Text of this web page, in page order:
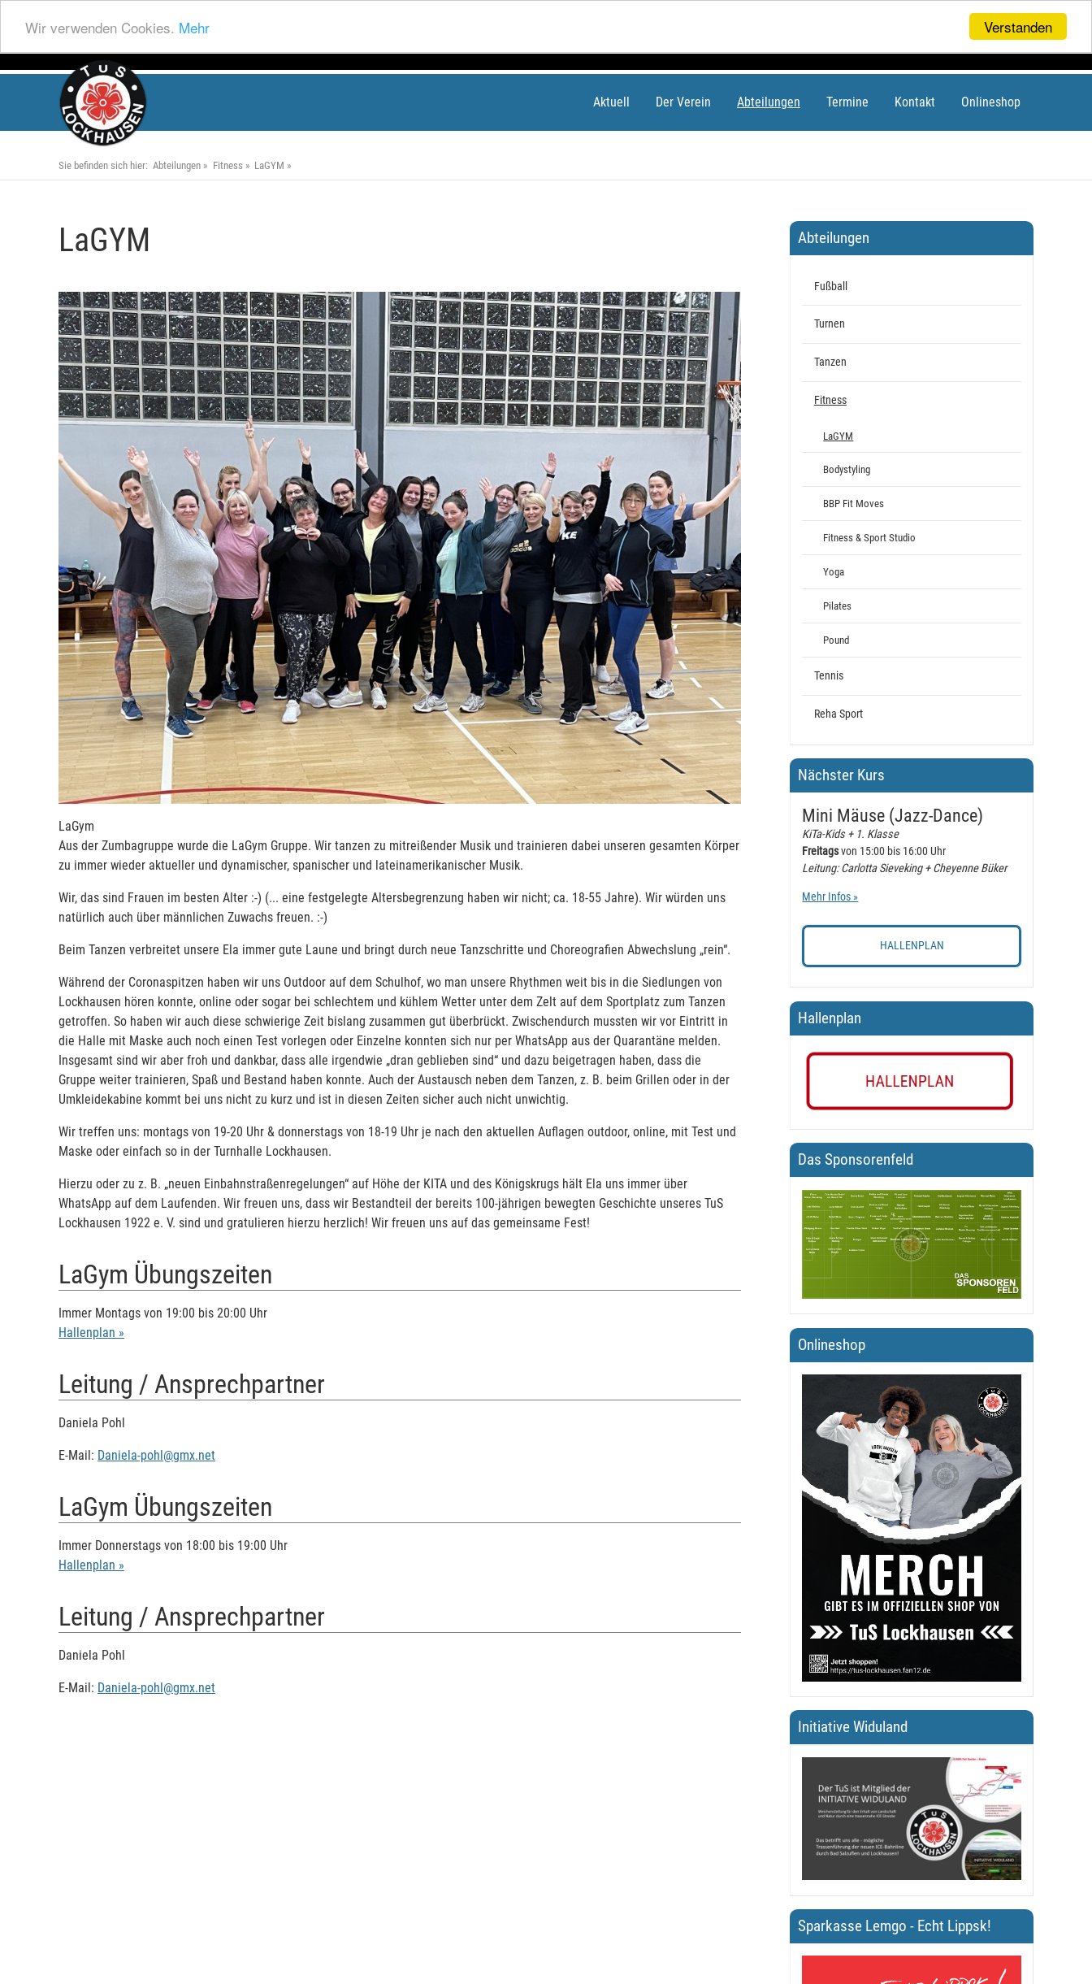
Verstanden
Wir verwenden Cookies. Mehr
Aktuell Der Verein Abteilungen Termine Kontakt Onlineshop
Sie befinden sich hier: Abteilungen Fitness LaGYM
LaGYM
LaGym
Aus der Zumbagruppe wurde die LaGym Gruppe. Wir tanzen zu mitreißender Musik und trainieren dabei unseren gesamten Körper
zu immer wieder aktueller und dynamischer, spanischer und lateinamerikanischer Musik.
Wir, das sind Frauen im besten Alter :-) (... eine festgelegte Altersbegrenzung haben wir nicht; ca. 18-55 Jahre). Wir würden uns
natürlich auch über männlichen Zuwachs freuen. :-)
Beim Tanzen verbreitet unsere Ela immer gute Laune und bringt durch neue Tanzschritte und Choreografien Abwechslung „rein“.
Während der Coronaspitzen haben wir uns Outdoor auf dem Schulhof, wo man unsere Rhythmen weit bis in die Siedlungen von
Lockhausen hören konnte, online oder sogar bei schlechtem und kühlem Wetter unter dem Zelt auf dem Sportplatz zum Tanzen
getroffen. So haben wir auch diese schwierige Zeit bislang zusammen gut überbrückt. Zwischendurch mussten wir vor Eintritt in
die Halle mit Maske auch noch einen Test vorlegen oder Einzelne konnten sich nur per WhatsApp aus der Quarantäne melden.
Insgesamt sind wir aber froh und dankbar, dass alle irgendwie „dran geblieben sind“ und dazu beigetragen haben, dass die
Gruppe weiter trainieren, Spaß und Bestand haben konnte. Auch der Austausch neben dem Tanzen, z. B. beim Grillen oder in der
Umkleidekabine kommt bei uns nicht zu kurz und ist in diesen Zeiten sicher auch nicht unwichtig.
Wir treffen uns: montags von 19-20 Uhr & donnerstags von 18-19 Uhr je nach den aktuellen Auflagen outdoor, online, mit Test und
Maske oder einfach so in der Turnhalle Lockhausen.
Hierzu oder zu z. B. „neuen Einbahnstraßenregelungen“ auf Höhe der KITA und des Königskrugs hält Ela uns immer über
WhatsApp auf dem Laufenden. Wir freuen uns, dass wir Bestandteil der bereits 100-jährigen bewegten Geschichte unseres TuS
Lockhausen 1922 e. V. sind und gratulieren hierzu herzlich! Wir freuen uns auf das gemeinsame Fest!
LaGym Übungszeiten
Immer Montags von 19:00 bis 20:00 Uhr
Hallenplan »
Leitung / Ansprechpartner
Daniela Pohl
E-Mail: Daniela-pohl@gmx.net
LaGym Übungszeiten
Immer Donnerstags von 18:00 bis 19:00 Uhr
Hallenplan »
Leitung / Ansprechpartner
Daniela Pohl
E-Mail: Daniela-pohl@gmx.net
Abteilungen
Fußball
Turnen
Tanzen
Fitness
LaGYM
Bodystyling
BBP Fit Moves
Fitness & Sport Studio
Yoga
Pilates
Pound
Tennis
Reha Sport
Nächster Kurs
Mini Mäuse (Jazz-Dance)
KiTa-Kids + 1. Klasse
Freitagsvon 15:00 bis 16:00 Uhr
Leitung: Carlotta Sieveking + Cheyenne Büker
Mehr Infos »
HALLENPLAN
Hallenplan
Das Sponsorenfeld
Onlineshop
Initiative Widuland
Sparkasse Lemgo - Echt Lippsk!